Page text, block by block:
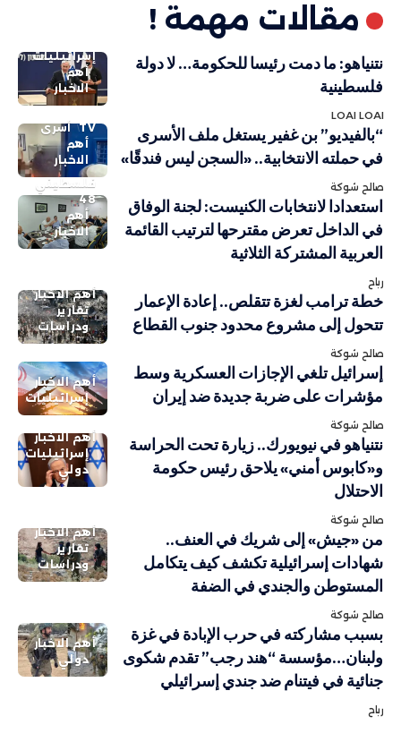
مقالات مهمة !
إسرائيليات
أهم
الاخبار
نتنياهو: ما دمت رئيسا للحكومة… لا دولة
فلسطينية
LOAI LOAI
TV أسرى
أهم
الاخبار
“بالفيديو” بن غفير يستغل ملف الأسرى
في حملته الانتخابية.. «السجن ليس فندقًا»
صالح شوكة
فلسطيني
48
أهم
الاخبار
استعدادا لانتخابات الكنيست: لجنة الوفاق
في الداخل تعرض مقترحها لترتيب القائمة
العربية المشتركة الثلاثية
رباح
أهم الاخبار
تقارير
ودراسات
خطة ترامب لغزة تتقلص.. إعادة الإعمار
تتحول إلى مشروع محدود جنوب القطاع
صالح شوكة
أهم الاخبار
إسرائيليات
إسرائيل تلغي الإجازات العسكرية وسط
مؤشرات على ضربة جديدة ضد إيران
صالح شوكة
أهم الاخبار
إسرائيليات
دولي
نتنياهو في نيويورك.. زيارة تحت الحراسة
و«كابوس أمني» يلاحق رئيس حكومة
الاحتلال
صالح شوكة
أهم الاخبار
تقارير
ودراسات
من «جيش» إلى شريك في العنف..
شهادات إسرائيلية تكشف كيف يتكامل
المستوطن والجندي في الضفة
صالح شوكة
أهم الاخبار
دولي
بسبب مشاركته في حرب الإبادة في غزة
ولبنان…مؤسسة “هند رجب” تقدم شكوى
جنائية في فيتنام ضد جندي إسرائيلي
رباح